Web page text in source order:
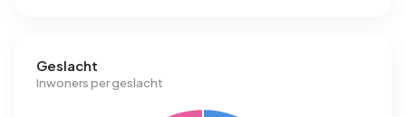
Geslacht
Inwoners per geslacht